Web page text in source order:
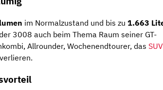
im Normalzustand und bis zu 1.663
3008 auch beim Thema Raum seiner GT-
Allrounder, Wochenendtourer, das SUV